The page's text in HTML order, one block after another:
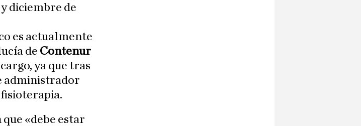
diciembre de
es actualmente
de Contenur
ya que tras
administrador
que «debe estar